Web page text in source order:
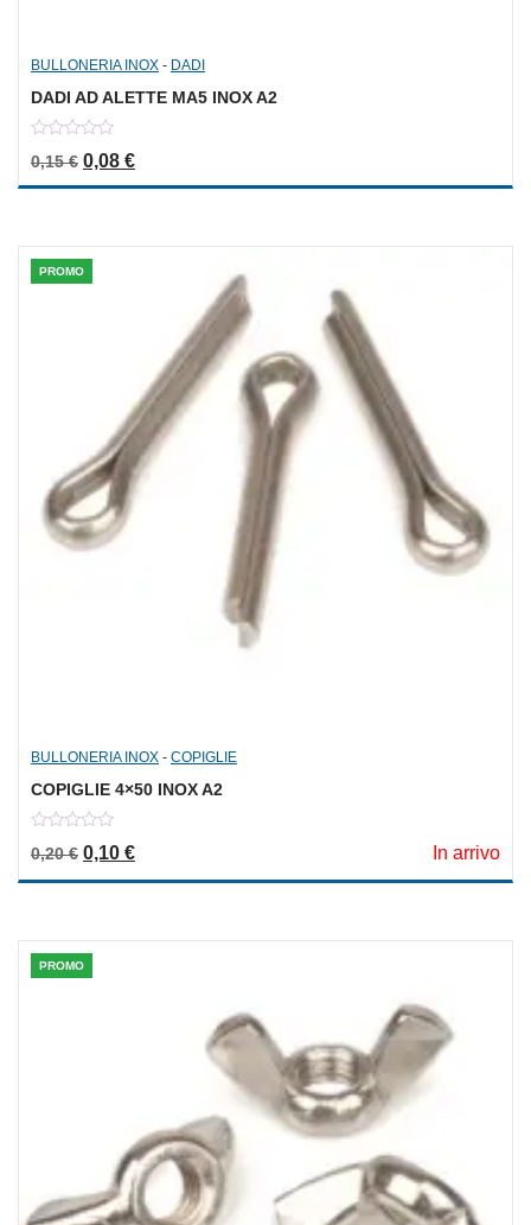
BULLONERIA INOX - DADI
DADI AD ALETTE MA5 INOX A2
out
of
0,15€ Il prezzo originale era: 0,15 €.
0,08 €Il prezzo attuale è: 0,08 €.
PROMO
BULLONERIA INOX - COPIGLIE
COPIGLIE 4×50 INOX A2
out
5
0,20€ Il prezzo originale era: 0,20 €.
0,10 €Il prezzo attuale è: 0,10 €. In arrivo
PROMO